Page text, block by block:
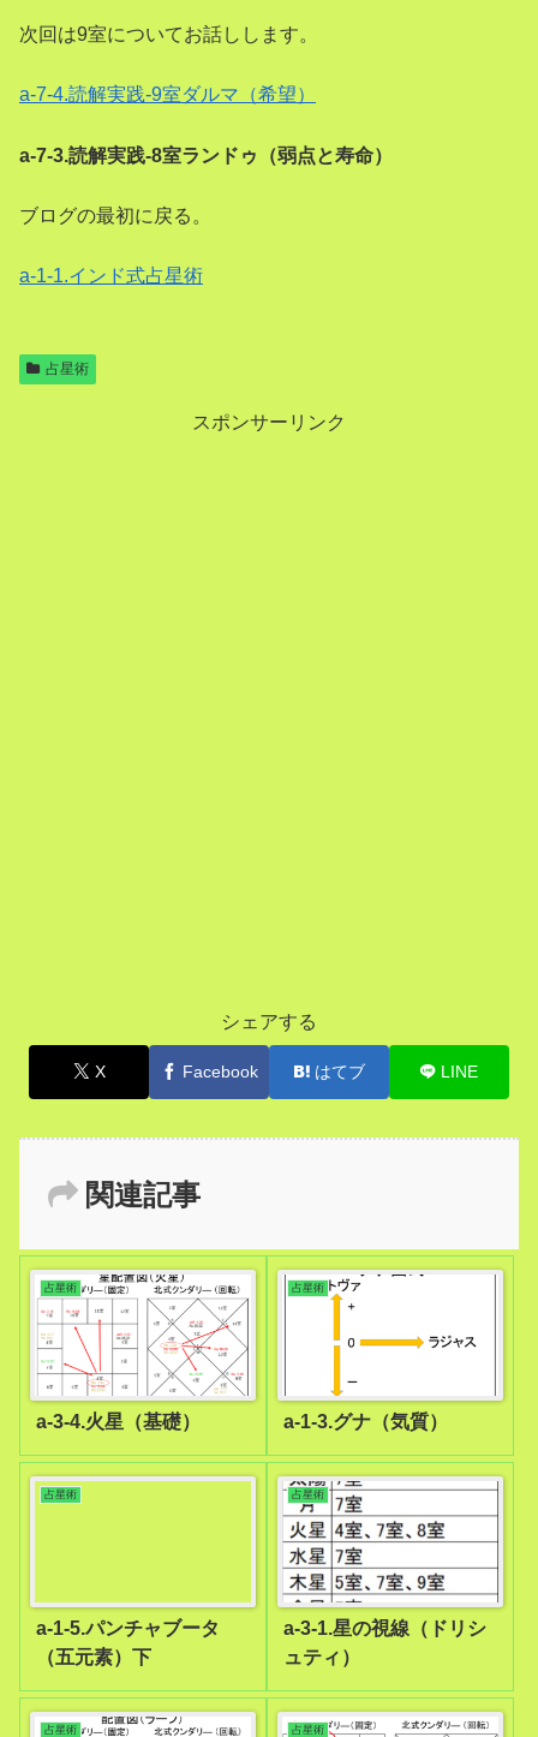
次回は9室についてお話しします。
a-7-4.読解実践-9室ダルマ（希望）
a-7-3.読解実践-8室ランドゥ（弱点と寿命）
ブログの最初に戻る。
a-1-1.インド式占星術
占星術
スポンサーリンク
シェアする
X Facebook はてブ LINE
関連記事
占星術
a-3-4.火星（基礎）
占星術
a-1-3.グナ（気質）
占星術
a-1-5.パンチャブータ
（五元素）下
占星術
a-3-1.星の視線（ドリシ
ュティ）
占星術 占星術